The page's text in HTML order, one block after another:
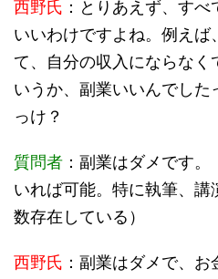
西野氏 ：とりあえず、す
いいわけですよね。例えば
て、自分の収入にならなく
いうか、副業いいんでし
っけ？
質問者 ：副業はダメです
いれば可能。特に執筆、講
数存在している）
西野氏 ：副業はダメで、